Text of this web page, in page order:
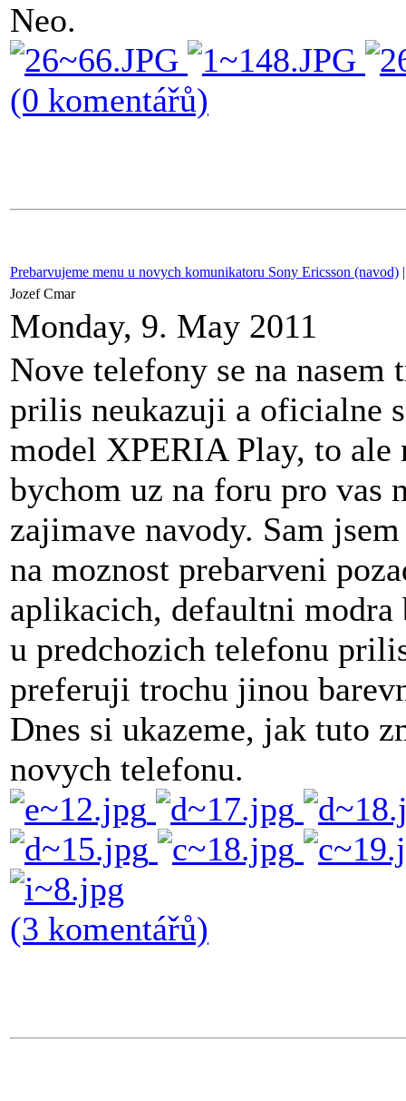
Neo.
(0 komentářů)
Prebarvujeme menu u novych komunikatoru Sony Ericsson (navod)
Jozef Cmar
Monday, 9. May 2011
Nove telefony se na nasem
prilis neukazuji a oficialne
model XPERIA Play, to ale
bychom uz na foru pro vas
zajimave navody. Sam
na moznost prebarveni
aplikacich, defaultni
u predchozich telefonu
preferuji trochu jinou
Dnes si ukazeme, jak tuto
novych telefonu.
(3 komentářů)